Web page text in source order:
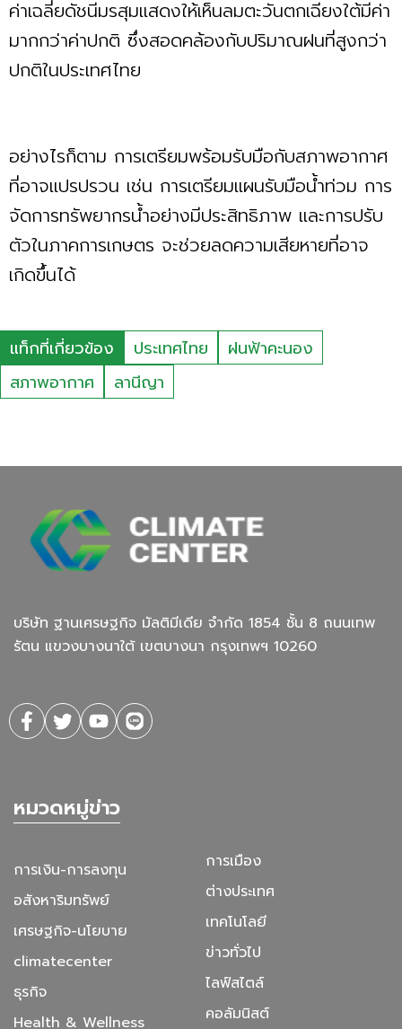
ค่าเฉลี่ยดัชนีมรสุมแสดงให้เห็นลมตะวันตกเฉียงใต้มีค่า
มากกว่าค่าปกติ ซึ่งสอดคล้องกับปริมาณฝนที่สูงกว่า
ปกติในประเทศไทย
อย่างไรก็ตาม การเตรียมพร้อมรับมือกับสภาพอากาศ
ที่อาจแปรปรวน เช่น การเตรียมแผนรับมือน้ำท่วม การ
จัดการทรัพยากรน้ำอย่างมีประสิทธิภาพ และการปรับ
ตัวในภาคการเกษตร จะช่วยลดความเสียหายที่อาจ
เกิดขึ้นได้
แท็กที่เกี่ยวข้อง ประเทศไทย
ฝนฟ้าคะนอง
สภาพอากาศ
ลานีญา
บริษัท ฐานเศรษฐกิจ มัลติมีเดีย จํากัด 1854 ชั้น 8 ถนนเทพ
รัตน แขวงบางนาใต้ เขตบางนา กรุงเทพฯ 10260
หมวดหมู่ข่าว
การเงิน-การลงทุน
อสังหาริมทรัพย์
เศรษฐกิจ-นโยบาย
climatecenter
ธุรกิจ
Health & Wellness
การเมือง
ต่างประเทศ
เทคโนโลยี
ข่าวทั่วไป
ไลฟ์สไตล์
คอลัมนิสต์